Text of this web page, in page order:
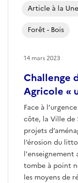
Challenge
Agricole «
Face à
côte, la Ville de
projets
l’érosion du
l'enseignement
tombe à point
les moyens de
Article à la Une
Forêt - Bois
14 mars 2023